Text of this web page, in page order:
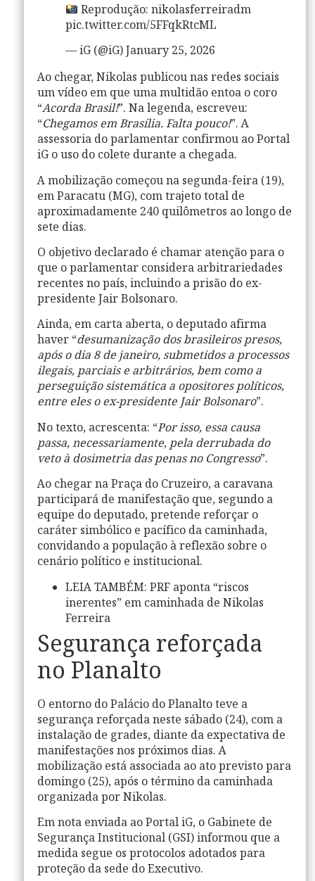
Reprodução: nikolasferreiradm
pic.twitter.com/5FFqkRtcML
— iG (@iG) January 25, 2026
Ao chegar, Nikolas publicou nas redes sociais
um vídeo em que uma multidão entoa o coro
“Acorda Brasil!”. Na legenda, escreveu:
“Chegamos em Brasília. Falta pouco!”. A
assessoria do parlamentar confirmou aoPortal
iGo uso do colete durante a chegada.
A mobilização começou na segunda-feira (19),
em Paracatu (MG), com trajeto total de
aproximadamente 240 quilômetros ao longo de
sete dias.
O objetivo declarado é chamar atenção para o
que o parlamentar considera arbitrariedades
recentes no país, incluindo a prisão do ex-
presidenteJair Bolsonaro.
Ainda, em carta aberta, o deputado afirma
haver “desumanização dos brasileiros presos,
após o dia8 de janeiro, submetidos a processos
ilegais, parciais e arbitrários, bem como a
perseguição sistemática a opositores políticos,
entre eles o ex-presidente Jair Bolsonaro”.
No texto, acrescenta: “Por isso, essa causa
passa, necessariamente, pela derrubada do
veto à dosimetria das penas no Congresso”.
Ao chegar na Praça do Cruzeiro, a caravana
participará de manifestação que, segundo a
equipe do deputado, pretende reforçar o
caráter simbólico e pacífico da caminhada,
convidando a população à reflexão sobre o
cenário político e institucional.
LEIA TAMBÉM: PRF aponta “riscos
inerentes” em caminhada de Nikolas
Ferreira
Segurança reforçada
no Planalto
O entorno do Palácio do Planalto teve a
segurança reforçada neste sábado (24), com a
instalação de grades, diante da expectativa de
manifestações nos próximos dias. A
mobilização está associada ao ato previsto para
domingo (25), após o término da caminhada
organizada por Nikolas.
Em nota enviada aoPortal iG, o Gabinete de
Segurança Institucional (GSI) informou que a
medida segue os protocolos adotados para
proteção da sede do Executivo.